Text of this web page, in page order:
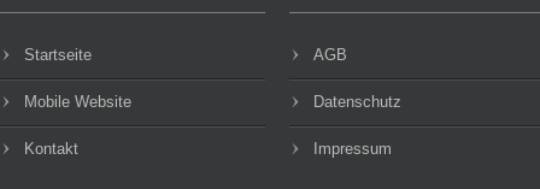
Startseite
Mobile Website
Kontakt
AGB
Datenschutz
Impressum